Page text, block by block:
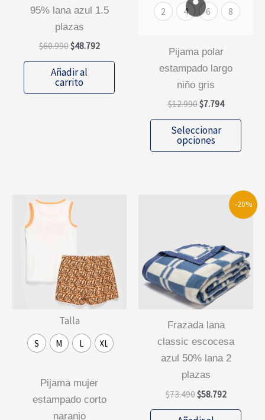
95% lana azul 1.5
plazas
$60.990El
original
era:
$48.792El
$48.792.
Añadir al
carrito
2 4 6 8
pijama polar
estampado largo
niño gris
$12.990El
original
era:
$7.794El
$7.794.
Seleccionar
opciones
Este
tiene
Las
elegir
Talla
S M L XL
pijama mujer
estampado corto
naranjo
-20%
frazada lana
classic escocesa
azul 50% lana 2
plazas
$73.490El
original
$58.792El
actual